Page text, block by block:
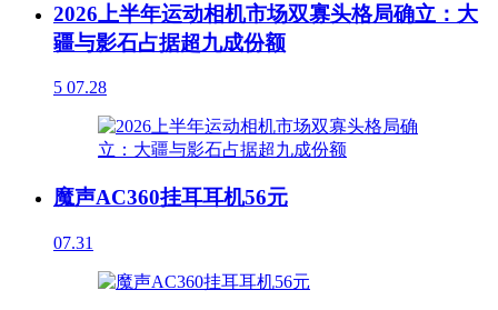
2026上半年运动相机市场双寡头格局确立：大
疆与影石占据超九成份额
5 07.28
魔声AC360挂耳耳机56元
07.31